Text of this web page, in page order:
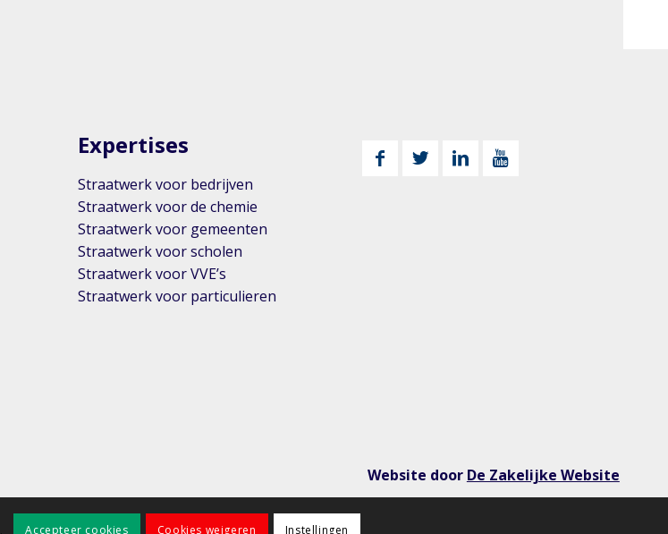
Expertises
Straatwerk voor bedrijven
Straatwerk voor de chemie
Straatwerk voor gemeenten
Straatwerk voor scholen
Straatwerk voor VVE’s
Straatwerk voor particulieren
Website door De Zakelijke Website
Accepteer cookies Cookies weigeren Instellingen